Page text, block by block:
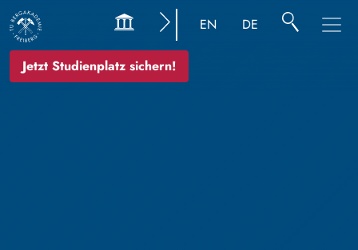
Jetzt Studienplatz sichern!
EN DE